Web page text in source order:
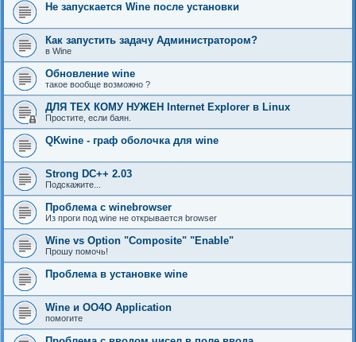
Не запускается Wine после установки
Как запустить задачу Администратором?
в Wine
Обновление wine
такое вообще возможно ?
ДЛЯ ТЕХ КОМУ НУЖЕН Internet Explorer в Linux
Простите, если баян.
QKwine - граф оболочка для wine
Strong DC++ 2.03
Подскажите...
Проблема с winebrowser
Из проги под wine не открывается browser
Wine vs Option "Composite" "Enable"
Прошу помочь!
Проблема в установке wine
Wine и OO4O Application
помогите